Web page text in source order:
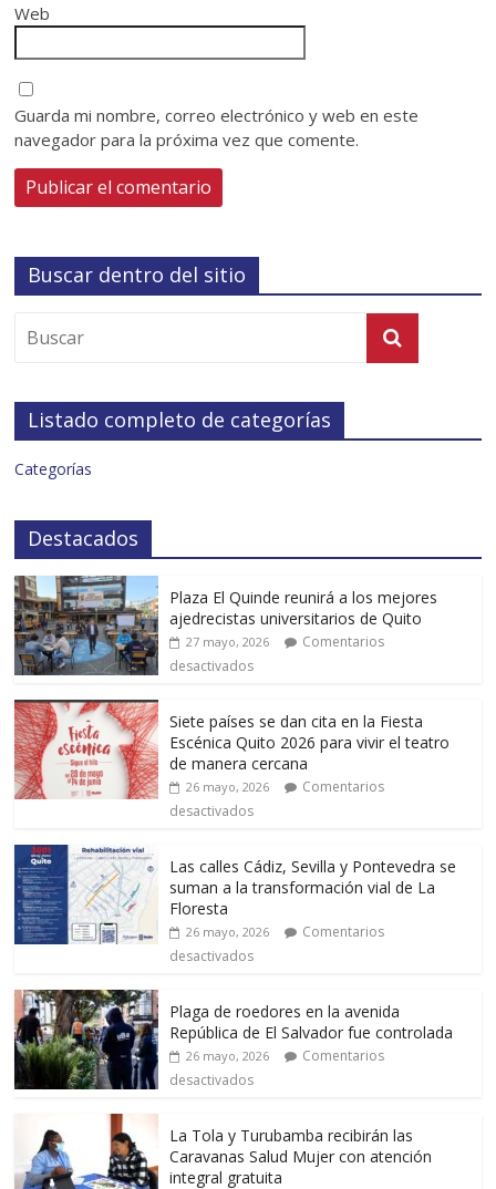
Web
Guarda mi nombre, correo electrónico y web en este
navegador para la próxima vez que comente.
Buscar dentro del sitio
Listado completo de categorías
Categorías
Destacados
Plaza El Quinde reunirá a los mejores
ajedrecistas universitarios de Quito
27 mayo, 2026
Comentarios
desactivados
Siete países se dan cita en la Fiesta
Escénica Quito 2026 para vivir el teatro
de manera cercana
26 mayo, 2026
Comentarios
desactivados
Las calles Cádiz, Sevilla y Pontevedra se
suman a la transformación vial de La
Floresta
26 mayo, 2026
Comentarios
desactivados
Plaga de roedores en la avenida
República de El Salvador fue controlada
26 mayo, 2026
Comentarios
desactivados
La Tola y Turubamba recibirán las
Caravanas Salud Mujer con atención
integral gratuita